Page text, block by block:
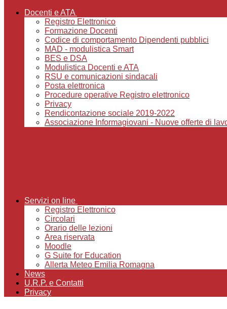
Docenti e ATA
Registro Elettronico
Formazione Docenti
Codice di comportamento Dipendenti pubblici
MAD - modulistica Smart
BES e DSA
Modulistica Docenti e ATA
RSU e comunicazioni sindacali
Posta elettronica
Procedure operative Registro elettronico
Privacy
Rendicontazione sociale 2019-2022
Associazione Informagiovani - Nuove offerte di
Servizi on line
Registro Elettronico
Circolari
Orario delle lezioni
Area riservata
Moodle
G Suite for Education
Allerta Meteo Emilia Romagna
News
U.R.P. e Contatti
Privacy